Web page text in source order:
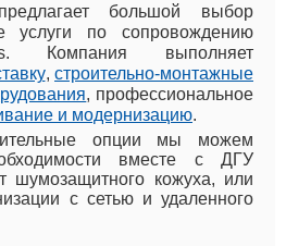
большой выбор
услуги по сопровождению
Компания выполняет
, строительно-монтажные
, профессиональное
и модернизацию.
опции мы можем
вместе с ДГУ
кожуха, или
с сетью и удаленного